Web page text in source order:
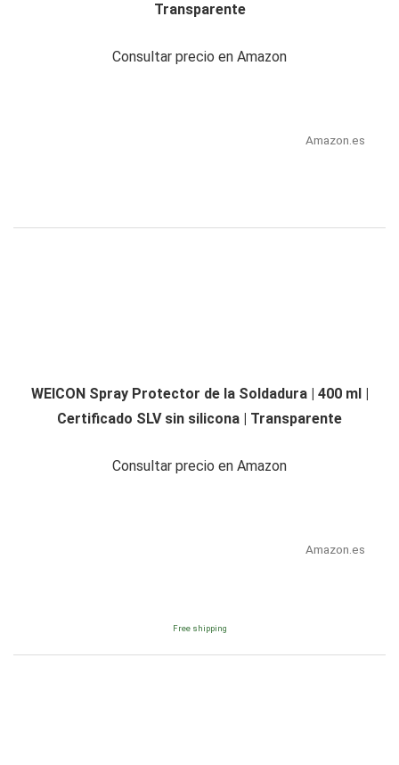
Transparente
Consultar precio en Amazon
Amazon.es
WEICON Spray Protector de la Soldadura | 400 ml |
Certificado SLV sin silicona | Transparente
Consultar precio en Amazon
Amazon.es
Free shipping